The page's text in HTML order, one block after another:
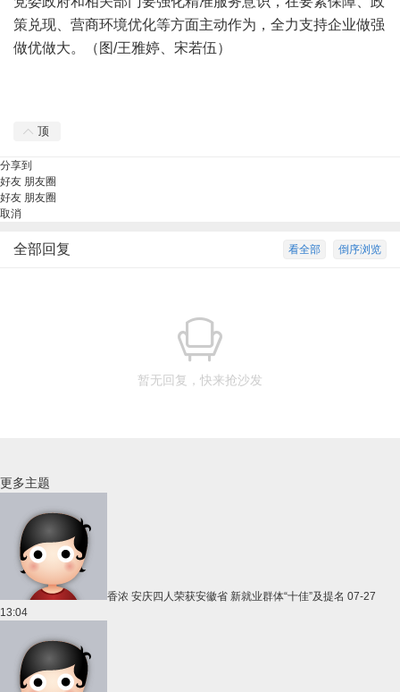
策兑现、营商环境优化等方面主动作为，全力支持企业做强
做优做大。（图/王雅婷、宋若伍）
顶
分享到
好友 朋友圈
好友 朋友圈
取消
倒序浏览
看全部
全部回复
暂无回复，快来抢沙发
更多主题
香浓 安庆四人荣获安徽省 新就业群体“十佳”及提名 07-27
13:04